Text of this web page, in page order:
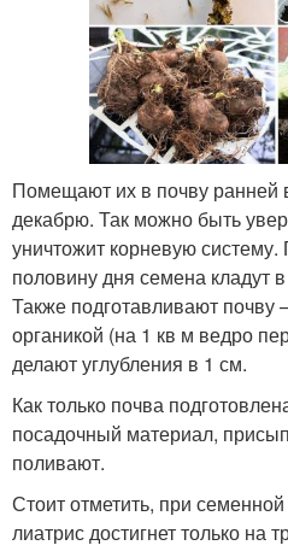
Помещают их в почву ранней
декабрю. Так можно быть
уничтожит корневую
половину дня семена кладут
Также подготавливают почву
органикой (на 1 кв м ведро
делают углубления в 1 см.
Как только почва
посадочный материал,
поливают.
Стоит отметить, при
лиатрис достигнет только на